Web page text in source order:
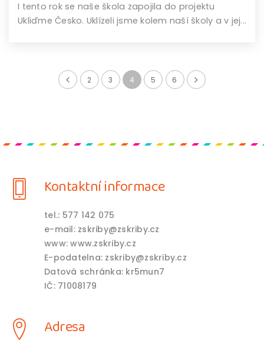
I tento rok se naše škola zapojila do projektu
Ukliďme Česko. Uklízeli jsme kolem naší školy a v jej...
2 3 4 5 6
Kontaktní informace
tel.: 577 142 075
e-mail: zskriby@zskriby.cz
www: www.zskriby.cz
E-podatelna: zskriby@zskriby.cz
Datová schránka: kr5mun7
IČ: 71008179
Adresa